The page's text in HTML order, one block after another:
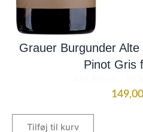
Grauer Burgunder
Pinot Gris
149,00
Tilføj til kurv